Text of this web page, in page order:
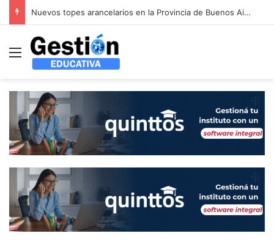
Guía completa para la designación y cambio de Representantes Legales en colegios de PBA (DIEGEP)
Menú